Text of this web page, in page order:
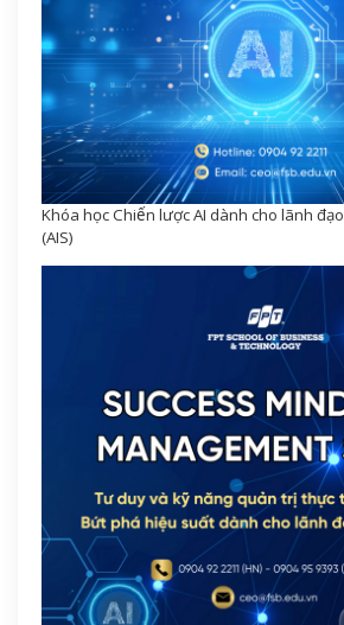
Khóa học Chiến lược AI dành cho lãnh
(AIS)